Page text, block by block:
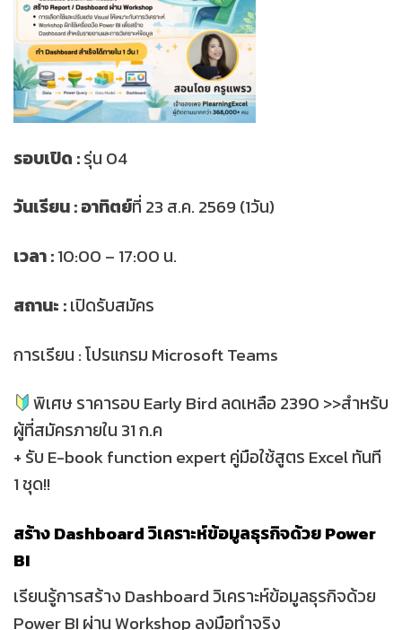
รอบเปิด :รุ่น 04
วันเรียน : อาทิตย์ที่ 23 ส.ค. 2569 (1วัน)
เวลา :10:00 – 17:00 น.
สถานะ :เปิดรับสมัคร
การเรียน : โปรแกรม Microsoft Teams
พิเศษ ราคารอบ Early Bird ลดเหลือ 2390 >>สำหรับ
ผู้ที่สมัครภายใน 31 ก.ค
+ รับ E-book function expert คู่มือใช้สูตร Excel ทันที
1 ชุด!!
สร้าง Dashboard วิเคราะห์ข้อมูลธุรกิจด้วย Power
BI
เรียนรู้การสร้าง Dashboard วิเคราะห์ข้อมูลธุรกิจด้วย
Power BI ผ่าน Workshop ลงมือทำจริง